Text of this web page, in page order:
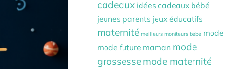
cadeaux idées cadeaux bébé
jeunes parents jeux éducatifs
maternité meilleurs moniteurs bébé mode
mode future maman mode
grossesse mode maternité